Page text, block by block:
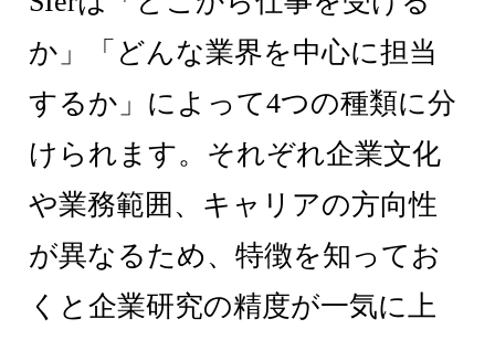
か」「どんな業界を中心に担当
するか」によって4つの種類に分
けられます。それぞれ企業文化
や業務範囲、キャリアの方向性
が異なるため、特徴を知ってお
くと企業研究の精度が一気に上